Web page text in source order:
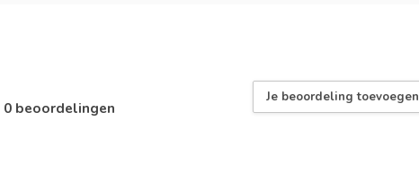
0 beoordelingen
Je beoordeling toevoegen